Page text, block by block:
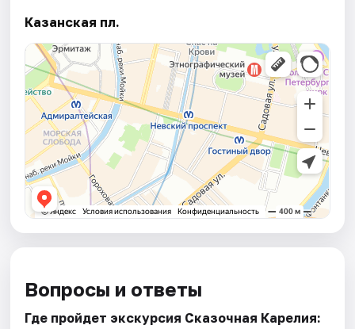
Казанская пл.
Вопросы и ответы
Где пройдет экскурсия Сказочная Карелия: